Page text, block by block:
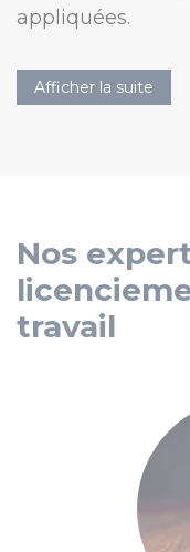
appliquées.
C’est bien
du contrat de
du contrat
d’acte, rupture
L’assistance de
au travail, de
un départ
Afficher la suite
Nos
travail